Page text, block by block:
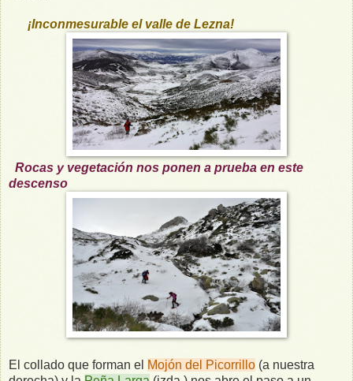
¡Inconmesurable el valle de Lezna!
Rocas y vegetación nos ponen a prueba en este
descenso
El collado que forman el Mojón del Picorrillo (a nuestra